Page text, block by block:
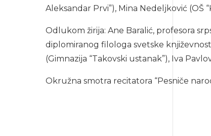
Aleksandar Prvi”), Mina Nedeljković (OŠ
Odlukom žirija: Ane Baralić, profesora
diplomiranog filologa svetske
(Gimnazija “Takovski ustanak”), Iva
Okružna smotra recitatora “Pesniče